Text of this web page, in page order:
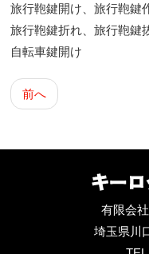
旅行鞄鍵開け、旅行鞄鍵
旅行鞄鍵折れ、旅行鞄鍵
自転車鍵開け
前へ
有限会
埼玉県川